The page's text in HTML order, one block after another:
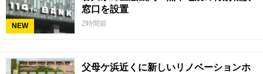
NEW
窓口を設置
2時間前
父母ケ浜近くに新しいリノベーションホ